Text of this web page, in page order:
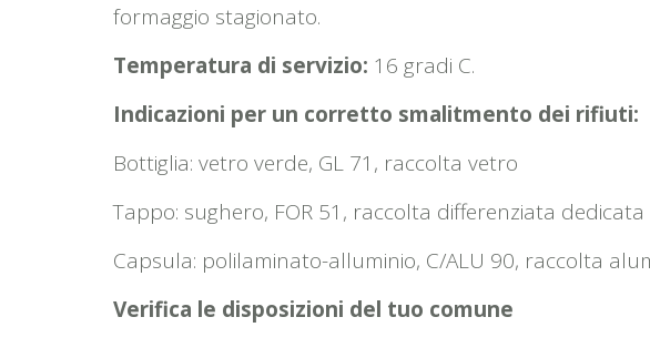
formaggio stagionato.
Temperatura di servizio: 16 gradi C.
Indicazioni per un corretto smalitmento dei rifiuti:
Bottiglia: vetro verde, GL 71, raccolta vetro
Tappo: sughero, FOR 51, raccolta differenziata dedicata
Capsula: polilaminato-alluminio, C/ALU 90, raccolta
Verifica le disposizioni del tuo comune